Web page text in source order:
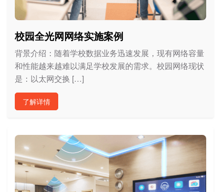
校园全光网网络实施案例
背景介绍：随着学校数据业务迅速发展，现有网络容量
和性能越来越难以满足学校发展的需求。校园网络现状
是：以太网交换 […]
了解详情